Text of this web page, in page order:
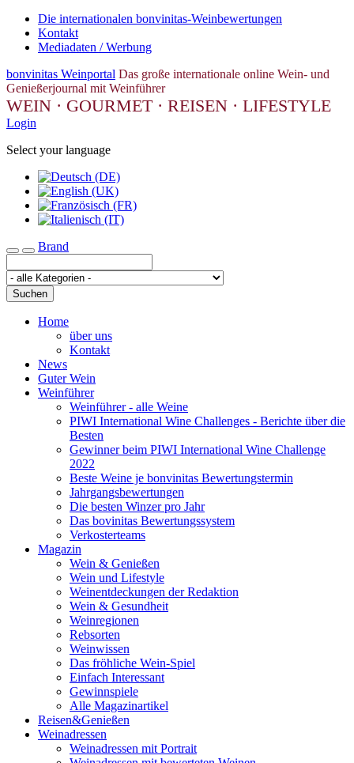
Die internationalen bonvinitas-Weinbewertungen
Kontakt
Mediadaten / Werbung
bonvinitas Weinportal Das große internationale online Wein- und
Genießerjournal mit Weinführer
WEIN · GOURMET · REISEN · LIFESTYLE
Login
Select your language
Toggle navigation
Brand
Suchen
Home
über uns
Kontakt
News
Guter Wein
Weinführer
Weinführer - alle Weine
PIWI International Wine Challenges - Berichte über die
Besten
Gewinner beim PIWI International Wine Challenge
2022
Beste Weine je bonvinitas Bewertungstermin
Jahrgangsbewertungen
Die besten Winzer pro Jahr
Das bovinitas Bewertungssystem
Verkosterteams
Magazin
Wein & Genießen
Wein und Lifestyle
Weinentdeckungen der Redaktion
Wein & Gesundheit
Weinregionen
Rebsorten
Weinwissen
Das fröhliche Wein-Spiel
Einfach Interessant
Gewinnspiele
Alle Magazinartikel
Reisen&Genießen
Weinadressen
Weinadressen mit Portrait